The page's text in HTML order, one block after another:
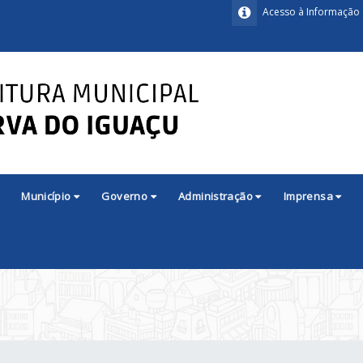
Acesso à Informação
Município Governo Administração Imprensa